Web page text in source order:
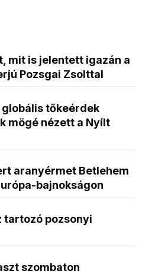
mit is jelentett igazán a
Pozsgai Zsolttal
globális tőkeérdek
mögé nézett a Nyílt
aranyérmet Betlehem
bajnokságon
tartozó pozsonyi
szombaton